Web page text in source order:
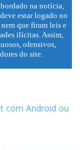
na notícia,
estar logado no
que firam leis e
ilícitas. Assim,
ofensivos,
do site.